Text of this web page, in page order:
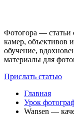
Фотогора — статьи
камер, объективов
обучение,
материалы для
Прислать статью
Главная
Урок
Wansen —